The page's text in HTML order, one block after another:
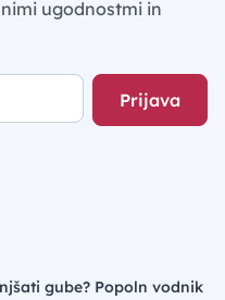
ugodnostmi in
Prijava
gube? Popoln vodnik